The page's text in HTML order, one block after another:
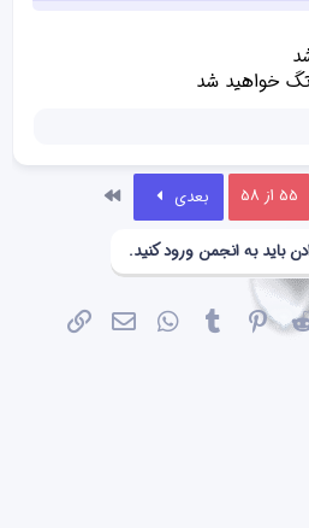
تگ خواهید شد
55 از 58 بعدی
باید به انجمن ورود کنید.
Reddit
Pinterest
Tumblr
WhatsApp
ایمیل